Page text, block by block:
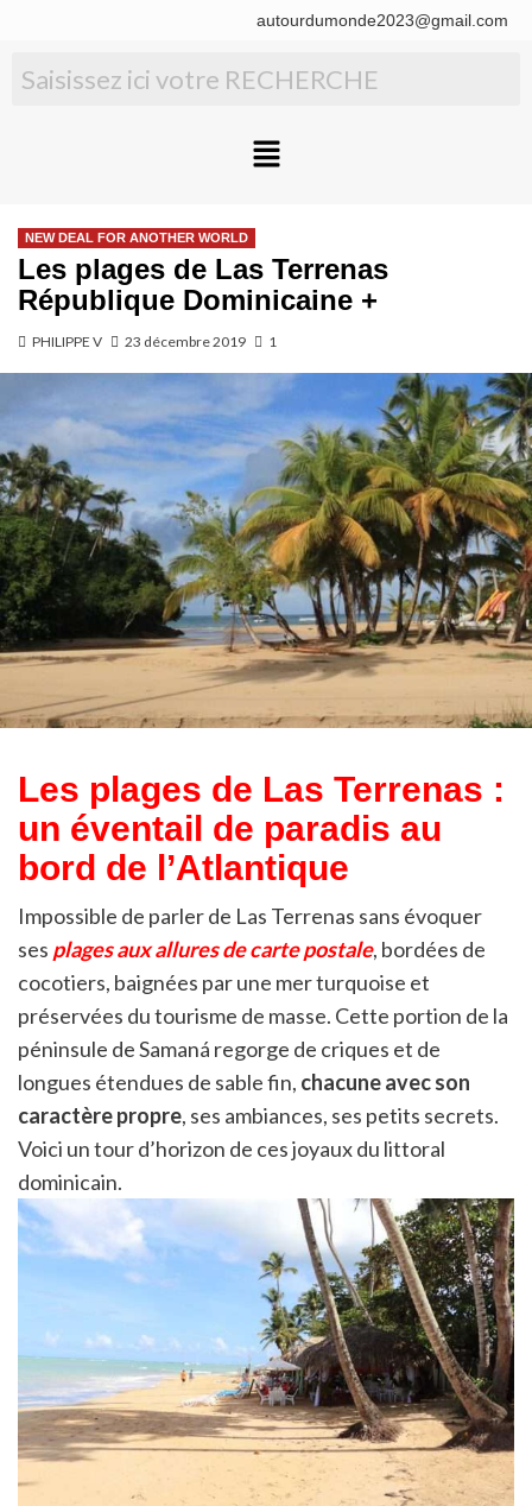
autourdumonde2023@gmail.com
NEW DEAL FOR ANOTHER WORLD
Les plages de Las Terrenas
République Dominicaine +
PHILIPPE V 23 décembre 2019 1
Les plages de Las Terrenas :
un éventail de paradis au
bord de l’Atlantique
Impossible de parler de Las Terrenas sans évoquer
ses plages aux allures de carte postale, bordées de
cocotiers, baignées par une mer turquoise et
préservées du tourisme de masse. Cette portion de la
péninsule de Samaná regorge de criques et de
longues étendues de sable fin, chacune avec son
caractère propre, ses ambiances, ses petits secrets.
Voici un tour d’horizon de ces joyaux du littoral
dominicain.